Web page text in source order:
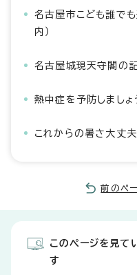
名古屋市こども誰で
内）
名古屋城現天守閣の
熱中症を予防しましょ
これからの暑さ大丈
前のペ
このページを見て
す